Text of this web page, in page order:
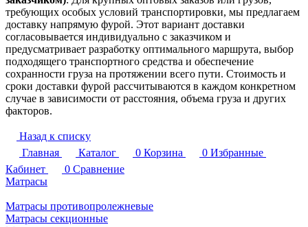
требующих особых условий транспортировки, мы предлагаем
доставку напрямую фурой. Этот вариант доставки
согласовывается индивидуально с заказчиком и
предусматривает разработку оптимального маршрута, выбор
подходящего транспортного средства и обеспечение
сохранности груза на протяжении всего пути. Стоимость и
сроки доставки фурой рассчитываются в каждом конкретном
случае в зависимости от расстояния, объема груза и других
факторов.
Назад к списку
Главная
Каталог 0 Корзина 0 Избранные
Кабинет
0 Сравнение
Матрасы
Матрасы противопролежневые
Матрасы секционные